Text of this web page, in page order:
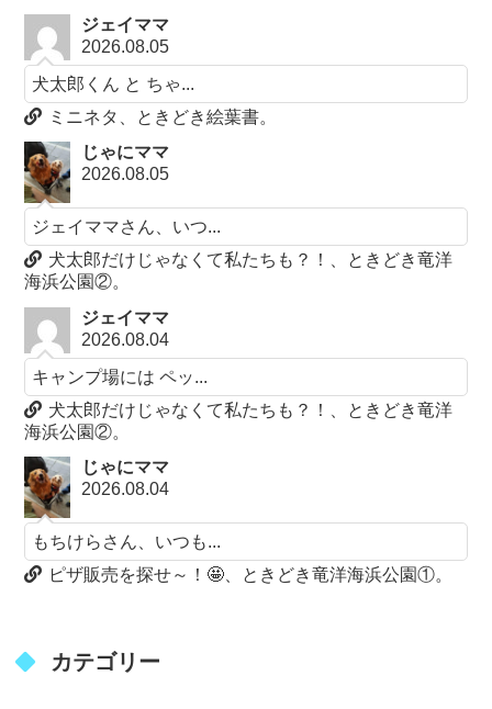
ジェイママ
2026.08.05
犬太郎くん と ちゃ...
ミニネタ、ときどき絵葉書。
じゃにママ
2026.08.05
ジェイママさん、いつ...
犬太郎だけじゃなくて私たちも？！、ときどき竜洋
海浜公園②。
ジェイママ
2026.08.04
キャンプ場には ペッ...
犬太郎だけじゃなくて私たちも？！、ときどき竜洋
海浜公園②。
じゃにママ
2026.08.04
もちけらさん、いつも...
ピザ販売を探せ～！🤩、ときどき竜洋海浜公園①。
カテゴリー